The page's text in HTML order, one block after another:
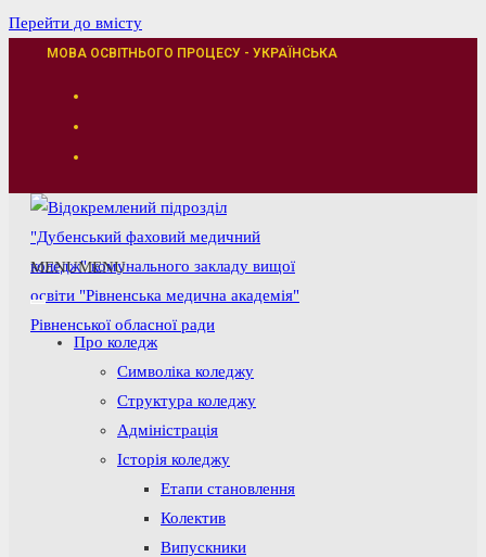
Перейти до вмісту
МОВА ОСВІТНЬОГО ПРОЦЕСУ - УКРАЇНСЬКА
MENUMENU
Про коледж
Символіка коледжу
Структура коледжу
Адміністрація
Історія коледжу
Етапи становлення
Колектив
Випускники